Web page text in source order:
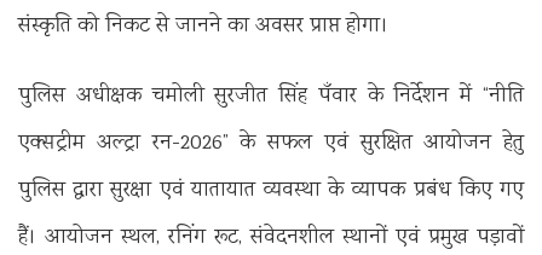
संस्कृति को निकट से जानने का अवसर प्राप्त होगा।
पुलिस अधीक्षक चमोली सुरजीत सिंह पँवार के निर्देशन में “नीति
एक्सट्रीम अल्ट्रा रन-2026” के सफल एवं सुरक्षित आयोजन हेतु
पुलिस द्वारा सुरक्षा एवं यातायात व्यवस्था के व्यापक प्रबंध किए गए
हैं। आयोजन स्थल, रनिंग रूट, संवेदनशील स्थानों एवं प्रमुख पड़ावों